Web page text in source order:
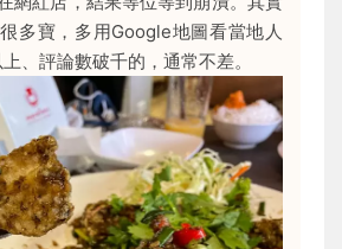
多寶，多用Google地圖看當地人
、評論數破千的，通常不差。